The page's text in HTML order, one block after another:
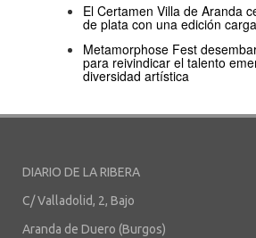
El Certamen Villa de Aranda
de plata con una edición
Metamorphose Fest
para reivindicar el talento
diversidad artística
DIARIO DE LA RIBERA
C/ Valladolid, 2, Bajo
Aranda de Duero (Burgos)